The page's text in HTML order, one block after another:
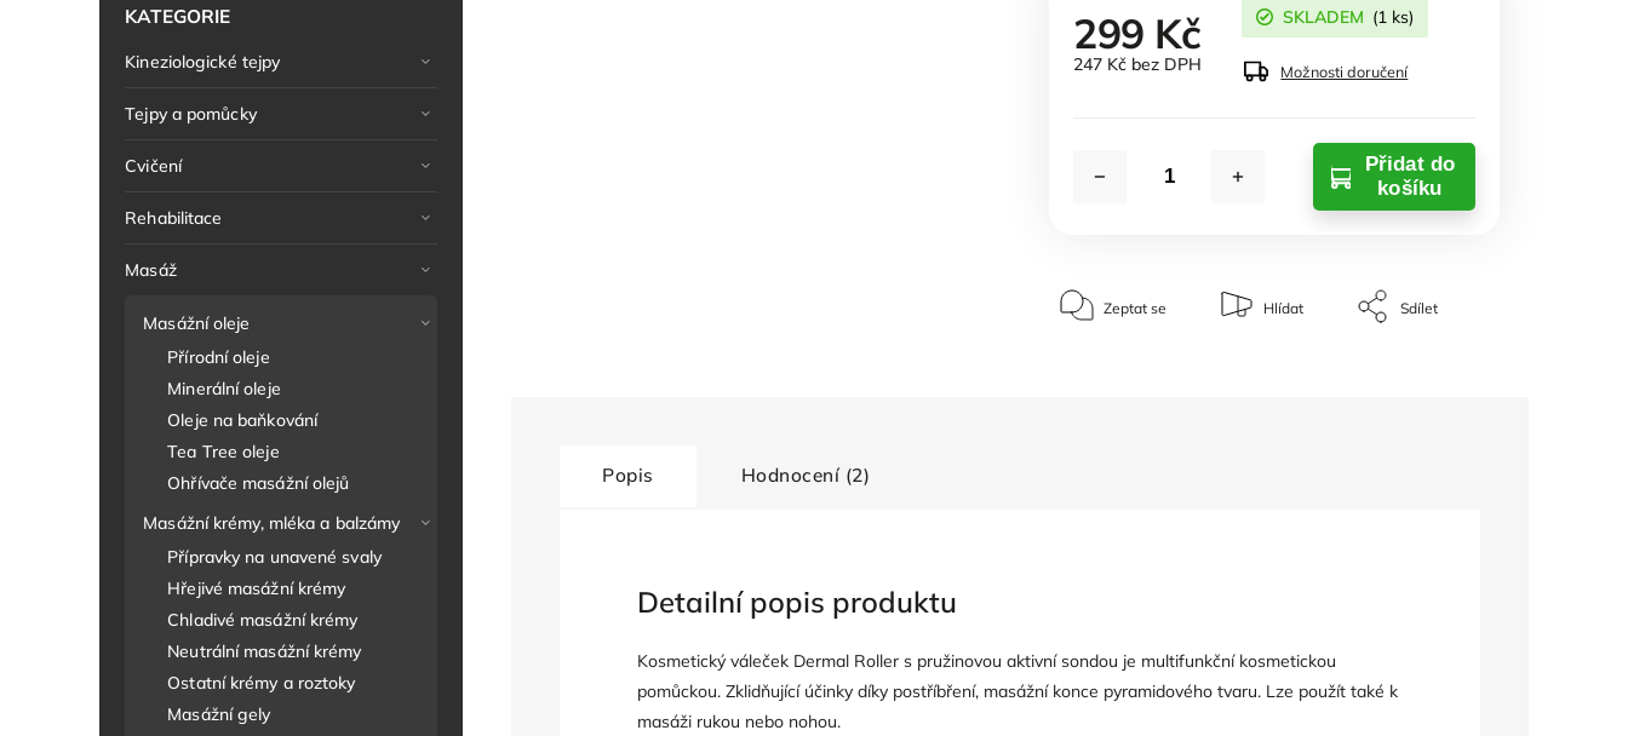
KATEGORIE
Kineziologické tejpy
Tejpy a pomůcky
Cvičení
Rehabilitace
Masáž
Masážní oleje
Přírodní oleje
Minerální oleje
Oleje na baňkování
Tea Tree oleje
Ohřívače masážní olejů
Masážní krémy, mléka a balzámy
Přípravky na unavené svaly
Hřejivé masážní krémy
Chladivé masážní krémy
Neutrální masážní krémy
Ostatní krémy a roztoky
Masážní gely
299 Kč
247 Kč bez DPH
SKLADEM (1 ks)
Možnosti doručení
Přidat do
košíku
Zeptat se Hlídat Sdílet
Popis Hodnocení (2)
Detailní popis produktu
Kosmetický váleček Dermal Roller s pružinovou aktivní sondou je multifunkční kosmetickou
pomůckou. Zklidňující účinky díky postříbření, masážní konce pyramidového tvaru. Lze použít také k
masáži rukou nebo nohou.